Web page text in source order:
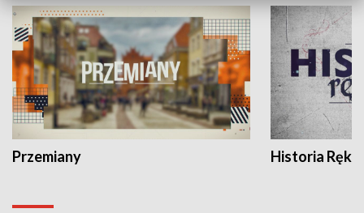
Przemiany Historia Ręką